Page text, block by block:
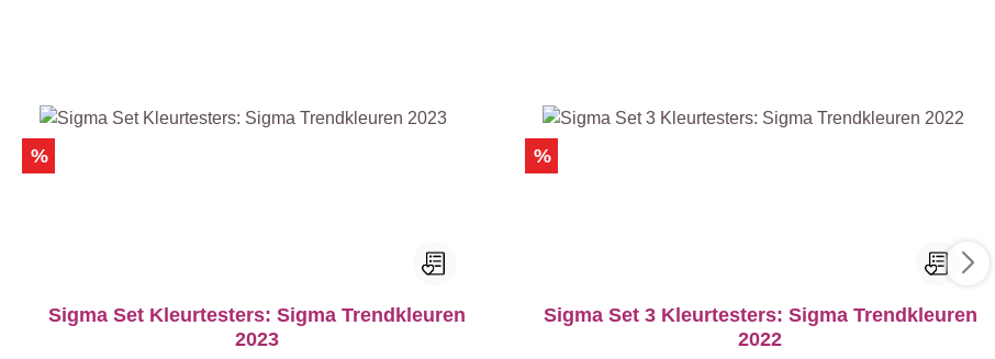
%
Sigma Set Kleurtesters: Sigma Trendkleuren
2023
%
Sigma Set 3 Kleurtesters: Sigma Trendkleuren
2022